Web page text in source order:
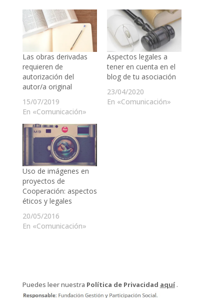
Las obras derivadas
requieren de
autorización del
autor/a original
15/07/2019
En «Comunicación»
Aspectos legales a
tener en cuenta en el
blog de tu asociación
23/04/2020
En «Comunicación»
Uso de imágenes en
proyectos de
Cooperación: aspectos
éticos y legales
20/05/2016
En «Comunicación»
Puedes leer nuestra Política de Privacidad aquí .